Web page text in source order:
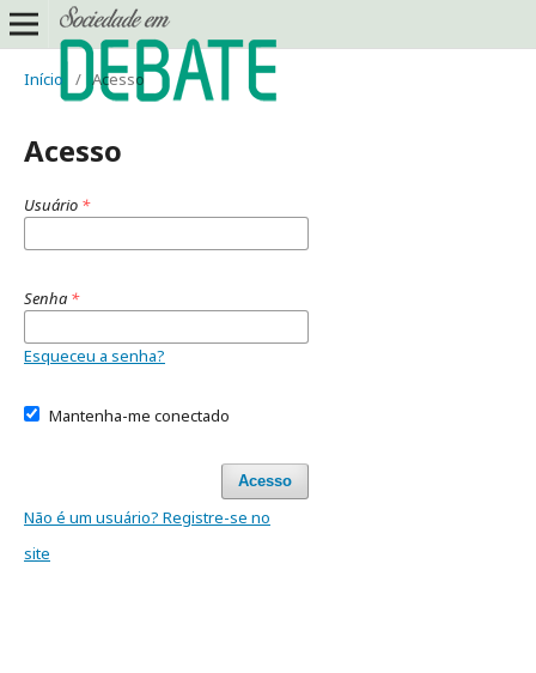
Início / Acesso
Acesso
Usuário *
Senha *
Esqueceu a senha?
Mantenha-me conectado
Acesso
Não é um usuário? Registre-se no
site